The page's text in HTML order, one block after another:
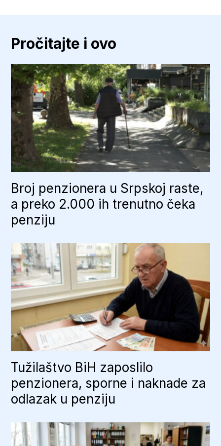
Pročitajte i ovo
Broj penzionera u Srpskoj raste,
a preko 2.000 ih trenutno čeka
penziju
Tužilaštvo BiH zaposlilo
penzionera, sporne i naknade za
odlazak u penziju